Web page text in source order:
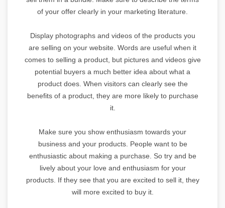
of your offer clearly in your marketing literature.
Display photographs and videos of the products you
are selling on your website. Words are useful when it
comes to selling a product, but pictures and videos give
potential buyers a much better idea about what a
product does. When visitors can clearly see the
benefits of a product, they are more likely to purchase
it.
Make sure you show enthusiasm towards your
business and your products. People want to be
enthusiastic about making a purchase. So try and be
lively about your love and enthusiasm for your
products. If they see that you are excited to sell it, they
will more excited to buy it.